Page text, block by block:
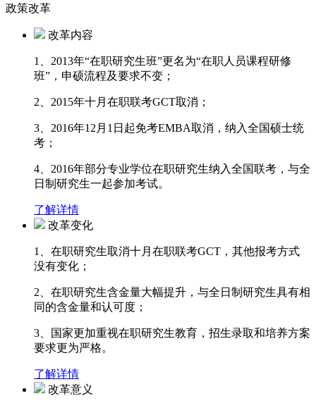
政策改革
改革内容
1、2013年“在职研究生班”更名为“在职人员课程研修
班”，申硕流程及要求不变；
2、2015年十月在职联考GCT取消；
3、2016年12月1日起免考EMBA取消，纳入全国硕士统
考；
4、2016年部分专业学位在职研究生纳入全国联考，与全
日制研究生一起参加考试。
了解详情
改革变化
1、在职研究生取消十月在职联考GCT，其他报考方式
没有变化；
2、在职研究生含金量大幅提升，与全日制研究生具有相
同的含金量和认可度；
3、国家更加重视在职研究生教育，招生录取和培养方案
要求更为严格。
了解详情
改革意义